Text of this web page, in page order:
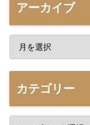
アーカイブ
カテゴリー